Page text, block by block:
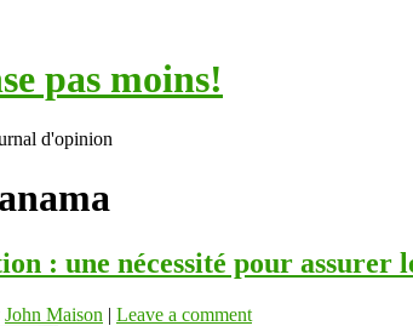
pas moins!
d'opinion
: une nécessité pour assurer
John Maison | Leave a comment